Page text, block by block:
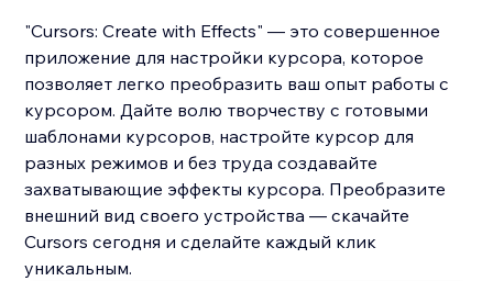
"Cursors: Create with Effects" — это совершенное
приложение для настройки курсора, которое
позволяет легко преобразить ваш опыт работы с
курсором. Дайте волю творчеству с готовыми
шаблонами курсоров, настройте курсор для
разных режимов и без труда создавайте
захватывающие эффекты курсора. Преобразите
внешний вид своего устройства — скачайте
Cursors сегодня и сделайте каждый клик
уникальным.